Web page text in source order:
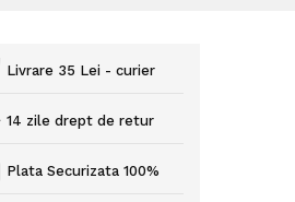
Livrare 35 Lei - curier
14 zile drept de retur
Plata Securizata 100%